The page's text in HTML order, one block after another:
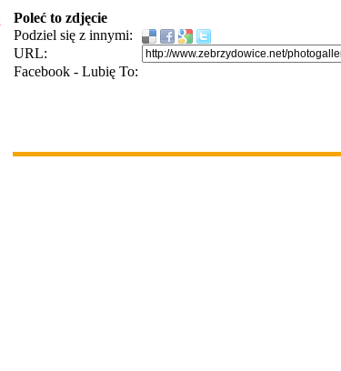
Poleć to zdjęcie
Podziel się z innymi:
URL:
Facebook - Lubię To: